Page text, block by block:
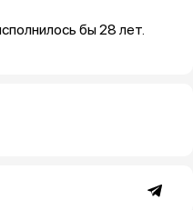
бы 28 лет.